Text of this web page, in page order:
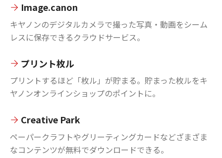
Image.canon
キヤノンのデジタルカメラで撮った写真・動画をシーム
レスに保存できるクラウドサービス。
プリント枚ル
プリントするほど「枚ル」が貯まる。貯まった枚ルをキ
ヤノンオンラインショップのポイントに。
Creative Park
ペーパークラフトやグリーティングカードなどざまざま
なコンテンツが無料でダウンロードできる。